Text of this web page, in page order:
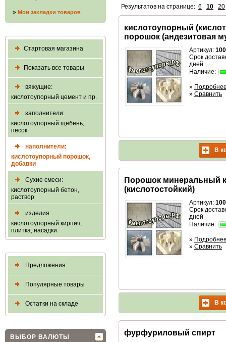
» Мои закладки товаров
Стартовая магазина
Показать все товары
вяжущие:
кислотоупорный цемент и пр.
заполнители:
кислотоупорный щебень,
песок
наполнители:
кислотоупорный порошок,
добавки
Сухие смеси:
кислотоупорный бетон,
раствор
изделия:
кислотоупорный кирпич,
плитка, насадки
Предложения
Популярные товары
Остатки на складе
ВЫБОР ВАЛЮТЫ
Результатов на странице: 6 10 20
кислотоупорный
порошок (андезитовая
Артикул:
Срок
дней
Наличие:
»
» Сравнить
В
Порошок минеральный
(кислотостойкий)
Артикул:
Срок
дней
Наличие:
»
» Сравнить
В
фурфуриловый спирт